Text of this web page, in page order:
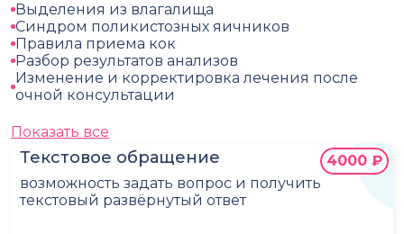
Текстовое обращение
возможность задать вопрос и получить
текстовый развёрнутый ответ
4000 ₽
Выделения из влагалища
Синдром поликистозных яичников
Правила приема кок
Разбор результатов анализов
Изменение и корректировка лечения после
очной консультации
Показать все